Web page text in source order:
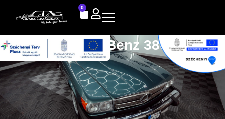
0
Mercedes-Benz 380 SL